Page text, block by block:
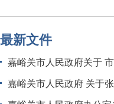
最新文件
嘉峪关市人民政府关于
嘉峪关市人民政府 关于